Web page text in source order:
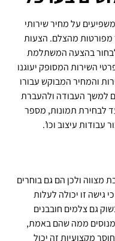
על מחיר שירותי
מפורטות מהצלם. הצעות
ולבחור בהצעה המשתלמת
השירות המסופק יעוגנו
והמחיר המבוקש עבורו
למשך העבודה ולהעברת
לבחירת תמונות, מספר
עיצוב וכו’.
מצווה ולכן הם גם בוחרים
גישה זו יכולה לעלות
גם צלמים חובבנים
ממה שהם באמת,
מקצועיות זה יכול